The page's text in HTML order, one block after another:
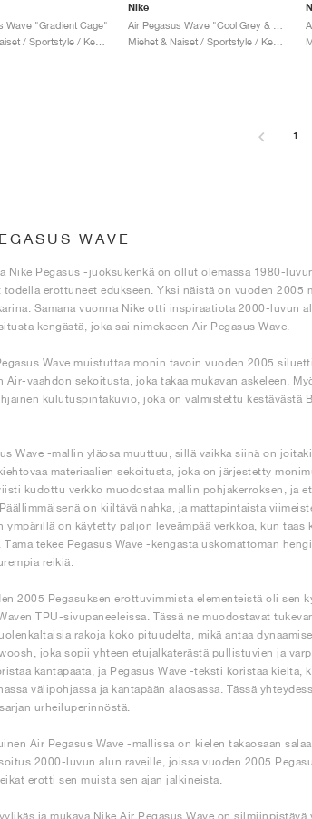
Wave "Gradient Cage"
Nike
Miehet & Naiset / Sportstyle / Kengät
1
WAVE
Nike Pegasus -juoksukenkä on ollut olemassa 1980-
todella erottuneet edukseen. Yksi näistä on vuoden
Samana vuonna Nike otti inspiraatiota 2000-luvun
kengästä, joka sai nimekseen Air Pegasus Wave.
Wave muistuttaa monin tavoin vuoden 2005
Air-vaahdon sekoitusta, joka takaa mukavan askeleen.
kulutuspintakuvio, joka on valmistettu kestävästä
Wave -mallin yläosa muuttuu, sillä vaikka siinä on
materiaalien sekoitusta, joka on järjestetty
kudottu verkko muodostaa mallin pohjakerroksen, ja
on kiiltävä nahka, ja mattapintaista
ympärillä on käytetty paljon leveämpää verkkoa, kun taas
Tämä tekee Pegasus Wave -kengästä uskomattoman
reikiä.
2005 Pegasuksen erottuvimmista elementeistä oli
TPU-sivupaneeleissa. Tässä ne muodostavat
rakoja koko pituudelta, mikä antaa
joka sopii yhteen etujalkaterästä pullistuvien ja
kantapäätä, ja Pegasus Wave -teksti koristaa
välipohjassa ja kantapään alaosassa. Tässä
urheiluperinnöstä.
Air Pegasus Wave -mallissa on kielen takaosaan
2000-luvun alun raveille, joissa vuoden 2005
erotti sen muista sen ajan jalkineista.
ja mukava Nike Air Pegasus Wave on